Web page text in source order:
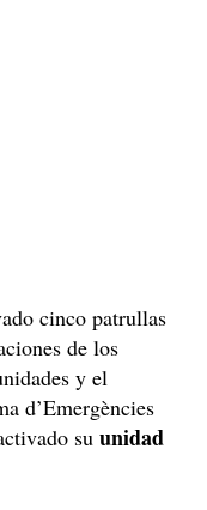
cinco patrullas
de los
y el
d’Emergències
su unidad